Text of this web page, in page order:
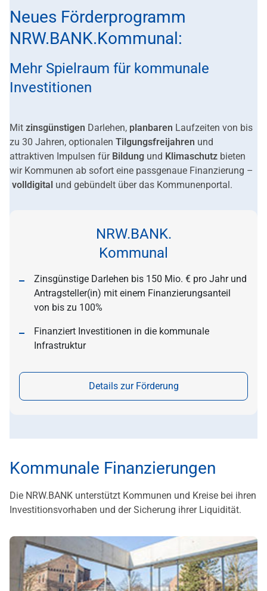
Neues Förderprogramm
NRW.BANK.Kommunal:
Mehr Spielraum für kommunale
Investitionen
Mit zinsgünstigen Darlehen, planbaren Laufzeiten von bis
zu 30 Jahren, optionalen Tilgungsfreijahren und
attraktiven Impulsen für Bildung und Klimaschutz bieten
wir Kommunen ab sofort eine passgenaue Finanzierung –
volldigital und gebündelt über das Kommunenportal.
NRW.BANK.
Kommunal
Zinsgünstige Darlehen bis 150 Mio. € pro Jahr und
Antragsteller(in) mit einem Finanzierungsanteil
von bis zu 100%
Finanziert Investitionen in die kommunale
Infrastruktur
Details zur Förderung
Kommunale Finanzierungen
Die NRW.BANK unterstützt Kommunen und Kreise bei ihren
Investitionsvorhaben und der Sicherung ihrer Liquidität.